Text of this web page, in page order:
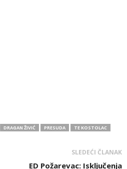
DRAGAN ŽIVIĆ PRESUDA TE KOSTOLAC
SLEDEĆI ČLANAK
ED Požarevac: Isključenja